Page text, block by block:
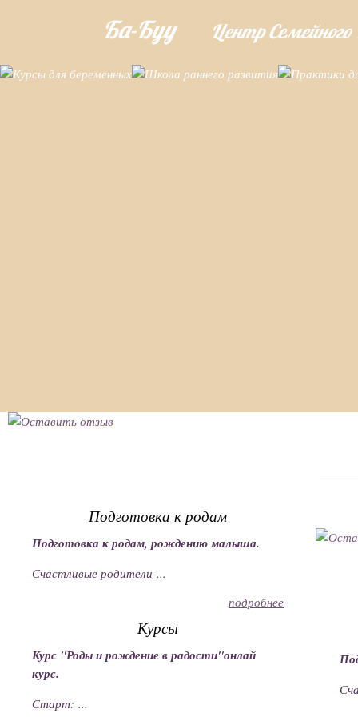
Ба-Буу Центр
Подготовка к родам
Подготовка к родам, рождению малыша.
Счастливые родители-...
подробнее
Курсы
Курс "Роды и рождение в радости"онлай
курс.
Старт: ...